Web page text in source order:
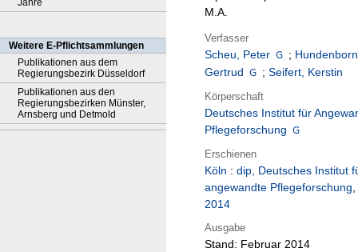
Jahre
Weitere E-Pflichtsammlungen
Publikationen aus dem
Regierungsbezirk Düsseldorf
Publikationen aus den
Regierungsbezirken Münster,
Arnsberg und Detmold
M.A.
Verfasser
Scheu, Peter ;
Gertrud
; Seifert, Kerstin
Körperschaft
Deutsches Institut für
Pflegeforschung
Erschienen
Köln : dip, Deutsches Institut
angewandte Pflegeforschung,
2014
Ausgabe
Stand: Februar 2014